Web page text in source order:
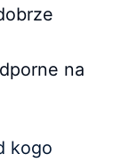
na
kogo